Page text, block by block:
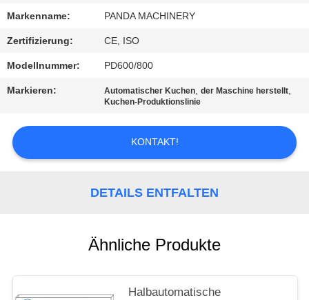
EIN
ZITAT
PRIVACY
POLICY
Markenname: PANDA MACHINERY
Zertifizierung: CE, ISO
Modellnummer: PD600/800
Markieren: Automatischer Kuchen,der Maschine herstellt,
Kuchen-Produktionslinie
KONTAKT!
DETAILS ENTFALTEN
Ähnliche Produkte
Halbautomatische